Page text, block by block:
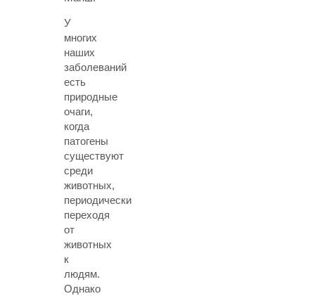
У
многих
наших
заболеваний
есть
природные
очаги,
когда
патогены
существуют
среди
животных,
периодически
переходя
от
животных
к
людям.
Однако